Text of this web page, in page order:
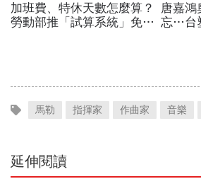
加班費、特休天數怎麼算？
勞動部推「試算系統」免代
唐嘉鴻
忘…台
灣首
馬勒 指揮家 作曲家 音樂
延伸閱讀